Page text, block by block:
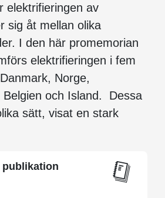
elektrifieringen av
sig åt mellan olika
I den här promemorian
elektrifieringen i fem
Norge,
Belgien och Island. Dessa
sätt, visat en stark
publikation